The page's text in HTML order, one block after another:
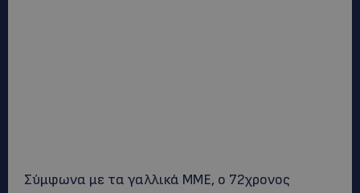
Σύμφωνα με τα γαλλικά ΜΜΕ, ο 72χρονος